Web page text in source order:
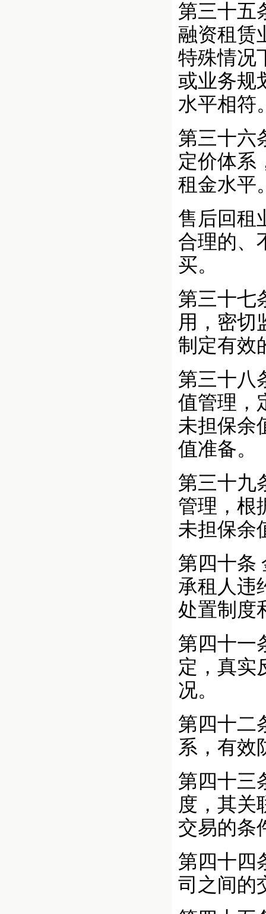
第三十五
融资租赁
特殊情况
或业务规
水平相符
第三十六
定价体系
租金水平
售后回租
合理的、
买。
第三十七
用，密切
制定有效
第三十八
值管理，
未担保余
值准备。
第三十九
管理，根
未担保余
第四十条
承租人违
处置制度
第四十一
定，真实
况。
第四十二
系，有效
第四十三
度，其关
交易的条
第四十四
司之间的